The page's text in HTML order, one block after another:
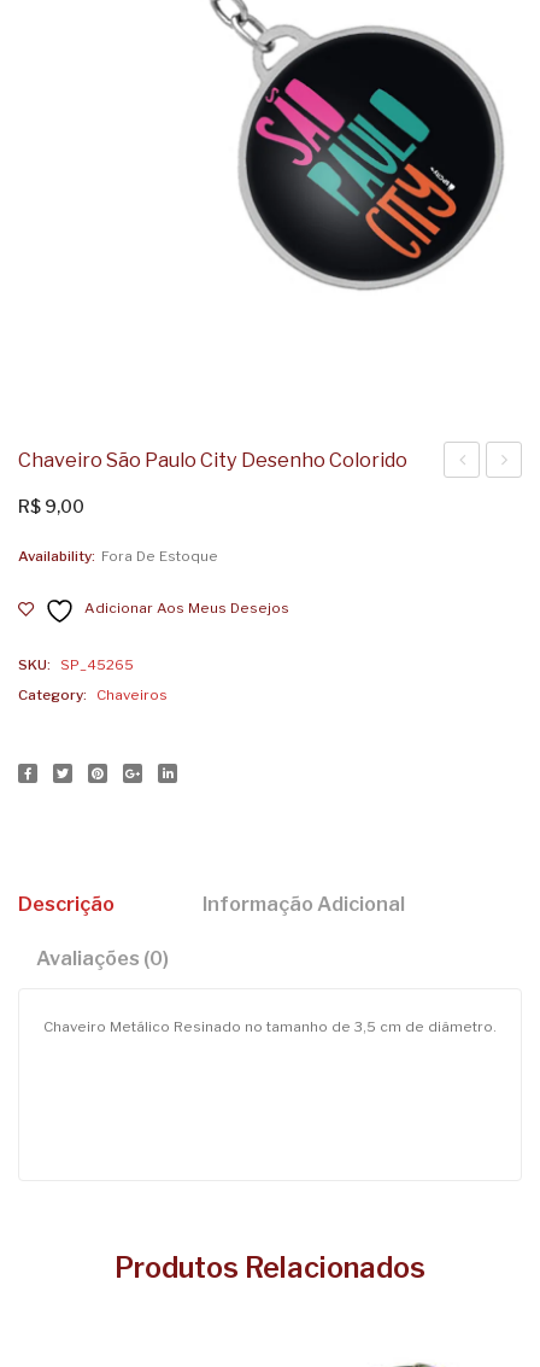
Chaveiro São Paulo City Desenho Colorido
R$ 9,00
Availability: Fora De Estoque
Adicionar Aos Meus Desejos
SKU:
SP_45265
Category:
Chaveiros
Descrição Informação Adicional
Avaliações (0)
Chaveiro Metálico Resinado no tamanho de 3,5 cm de diâmetro.
Produtos Relacionados